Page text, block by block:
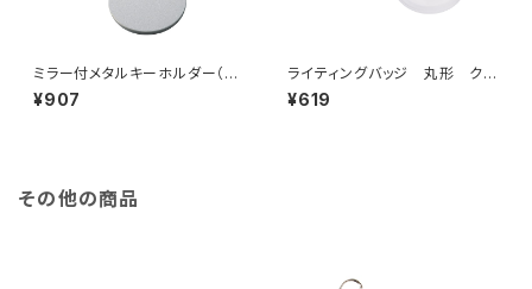
ミラー付メタルキーホルダー（ラ
ウンド） マットシルバー MG
¥907
ライティングバッジ 丸形 クリ
ア MG
¥619
その他の商品